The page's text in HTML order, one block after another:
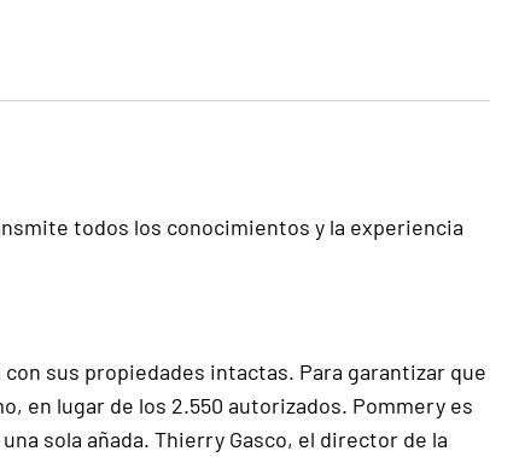
todos los conocimientos y la experiencia
sus propiedades intactas. Para garantizar que
en lugar de los 2.550 autorizados. Pommery es
sola añada. Thierry Gasco, el director de la